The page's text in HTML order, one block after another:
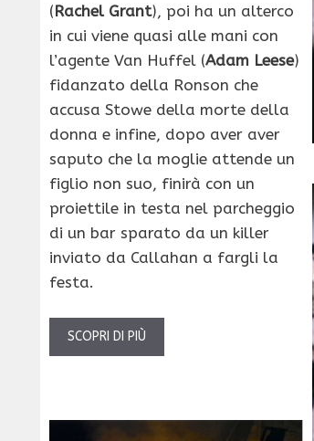
(Rachel Grant), poi ha un alterco
in cui viene quasi alle mani con
l’agente Van Huffel (Adam Leese)
fidanzato della Ronson che
accusa Stowe della morte della
donna e infine, dopo aver aver
saputo che la moglie attende un
figlio non suo, finirà con un
proiettile in testa nel parcheggio
di un bar sparato da un killer
inviato da Callahan a fargli la
festa.
SCOPRI DI PIÙ